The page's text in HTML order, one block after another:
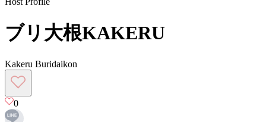
ブリ大根KAKERU
Kakeru Buridaikon
0